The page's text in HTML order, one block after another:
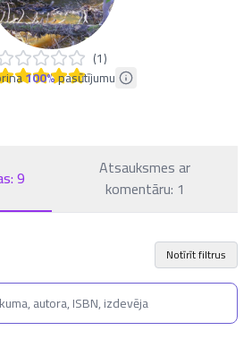
(1)
100%pasūtījumu
9
Atsauksmes ar
komentāru: 1
Notīrīt filtrus